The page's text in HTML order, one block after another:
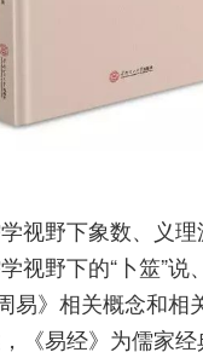
视野下象数、义
视野下的“卜筮”说
易》相关概念和相
《易经》为儒家经